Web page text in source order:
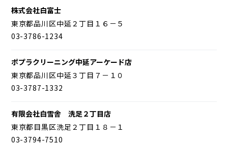
株式会社白富士
東京都品川区中延２丁目１６－５
03-3786-1234
ポプラクリーニング中延アーケード店
東京都品川区中延３丁目７－１０
03-3787-1332
有限会社白雪舎 洗足２丁目店
東京都目黒区洗足２丁目１８－１
03-3794-7510